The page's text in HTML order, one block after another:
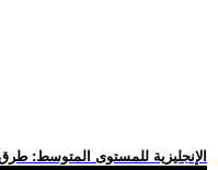
.. الإنجليزية للمستوى المتوسط: